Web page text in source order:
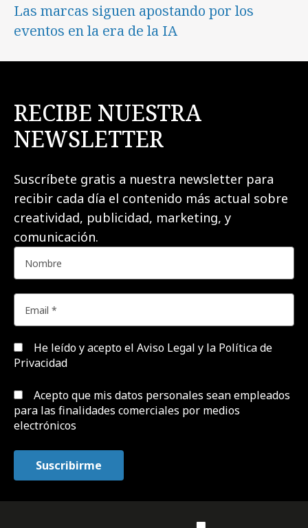
Las marcas siguen apostando por los
eventos en la era de la IA
RECIBE NUESTRA
NEWSLETTER
Suscríbete gratis a nuestra newsletter para
recibir cada día el contenido más actual sobre
creatividad, publicidad, marketing, y
comunicación.
He leído y acepto el Aviso Legal y la Política de
Privacidad
Acepto que mis datos personales sean empleados
para las finalidades comerciales por medios
electrónicos